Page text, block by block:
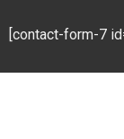
[contact-form-7